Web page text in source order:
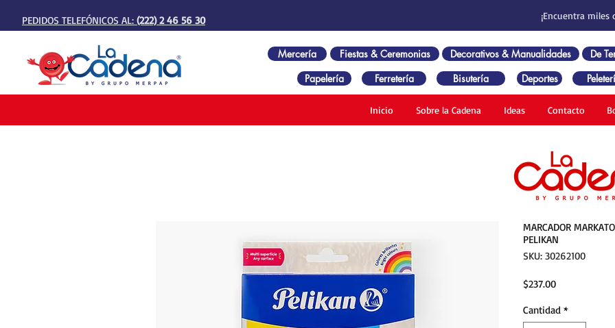
PEDIDOS TELEFÓNICOS AL: (222) 2 46 56 30 ¡Encuentra
Mercería Fiestas & Ceremonias Decorativos & Manualidades De
Papelería
Ferretería Bisutería Deportes
Inicio Sobre la Cadena Ideas Contacto
MARCADOR
PELIKAN
SKU: 30262100
$237.00Precio
Cantidad *